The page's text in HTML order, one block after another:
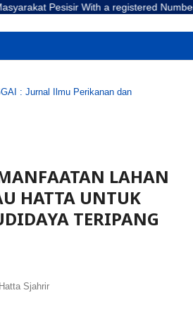
Pesisir With a registered Number
: Jurnal Ilmu Perikanan dan
LAHAN
HATTA UNTUK
TERIPANG
Sjahrir